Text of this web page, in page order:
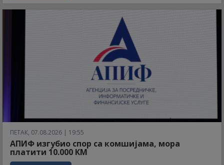
ПЕТАК, 07.08.2026 | 19:55
АПИФ изгубио спор са комшијама, мора
платити 10.000 КМ